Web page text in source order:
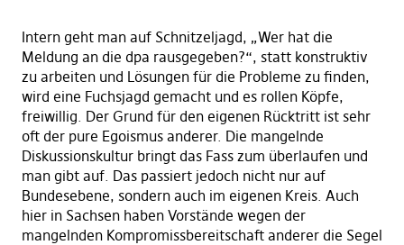
Intern geht man auf Schnitzeljagd, „Wer hat die
Meldung an die dpa rausgegeben?“, statt konstruktiv
zu arbeiten und Lösungen für die Probleme zu finden,
wird eine Fuchsjagd gemacht und es rollen Köpfe,
freiwillig. Der Grund für den eigenen Rücktritt ist sehr
oft der pure Egoismus anderer. Die mangelnde
Diskussionskultur bringt das Fass zum überlaufen und
man gibt auf. Das passiert jedoch nicht nur auf
Bundesebene, sondern auch im eigenen Kreis. Auch
hier in Sachsen haben Vorstände wegen der
mangelnden Kompromissbereitschaft anderer die Segel